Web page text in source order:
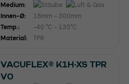
Medium:
Innen-Ø:
18mm - 300mm
Temp.:
-40 °C - 135°C
Material:
TPR
VACUFLEX® K1H-XS TPR
V0